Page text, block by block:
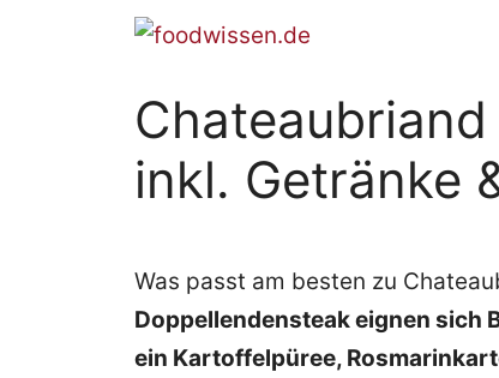
inkl. Getränke
Was passt am besten zu
Doppellendensteak eignen sich
ein Kartoffelpüree,